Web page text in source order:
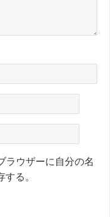
ラウザーに自分の名
る。